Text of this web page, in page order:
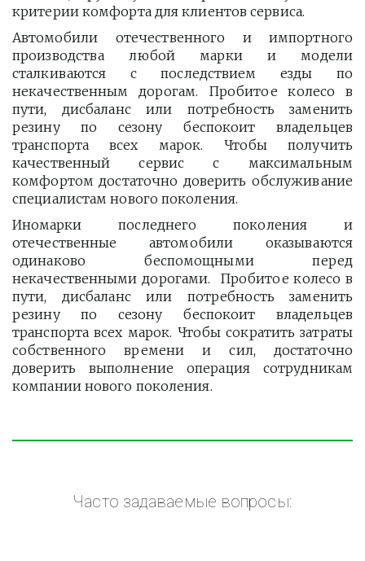
критерии комфорта для клиентов сервиса.
Автомобили отечественного и импортного
производства любой марки и модели
сталкиваются с последствием езды по
некачественным дорогам. Пробитое колесо в
пути, дисбаланс или потребность заменить
резину по сезону беспокоит владельцев
транспорта всех марок. Чтобы получить
качественный сервис с максимальным
комфортом достаточно доверить обслуживание
специалистам нового поколения.
Иномарки последнего поколения и
отечественные автомобили оказываются
одинаково беспомощными перед
некачественными дорогами. Пробитое колесо в
пути, дисбаланс или потребность заменить
резину по сезону беспокоит владельцев
транспорта всех марок. Чтобы сократить затраты
собственного времени и сил, достаточно
доверить выполнение операция сотрудникам
компании нового поколения.
Часто задаваемые вопросы: